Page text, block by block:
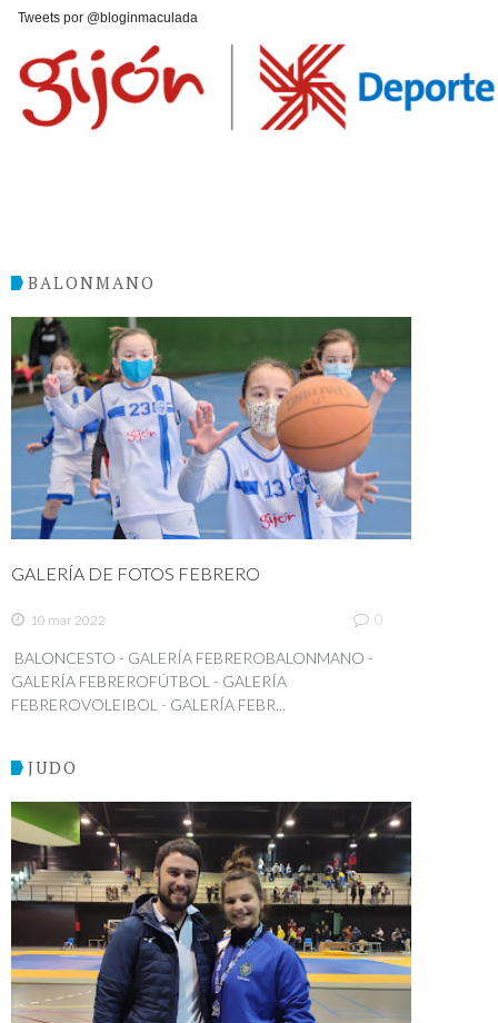
Tweets por @bloginmaculada
BALONMANO
GALERÍA DE FOTOS FEBRERO
10 mar 2022 0
BALONCESTO - GALERÍA FEBREROBALONMANO -
GALERÍA FEBREROFÚTBOL - GALERÍA
FEBREROVOLEIBOL - GALERÍA FEBR...
JUDO